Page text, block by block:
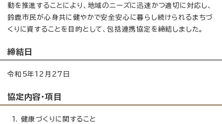
動を推進することにより、地域のニーズに迅速かつ適切に対応し、
鈴鹿市民が心身共に健やかで安全安心に暮らし続けられるまちづ
くりに資することを目的として、包括連携協定を締結しました。
締結日
令和5年12月27日
協定内容・項目
健康づくりに関すること